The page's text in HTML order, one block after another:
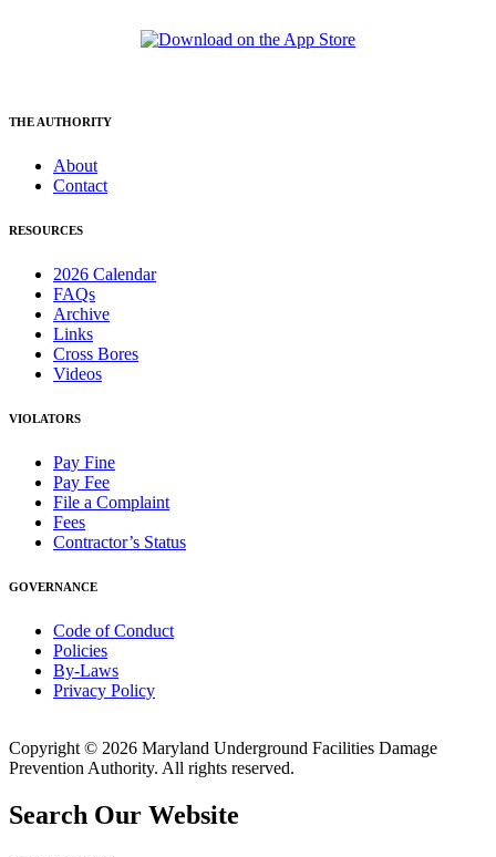
THE AUTHORITY
About
Contact
RESOURCES
2026 Calendar
FAQs
Archive
Links
Cross Bores
Videos
VIOLATORS
Pay Fine
Pay Fee
File a Complaint
Fees
Contractor’s Status
GOVERNANCE
Code of Conduct
Policies
By-Laws
Privacy Policy
Copyright © 2026 Maryland Underground Facilities Damage
Prevention Authority. All rights reserved.
Search Our Website